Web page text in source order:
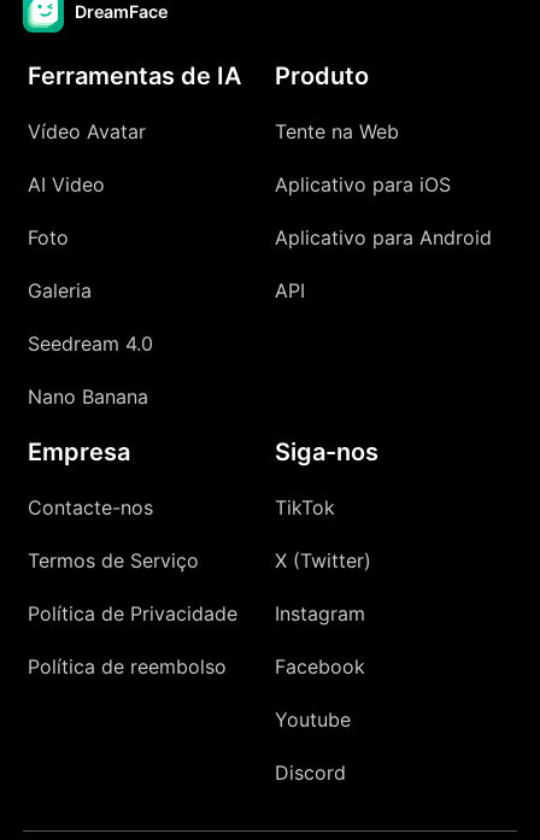
DreamFace
Ferramentas de IA
Vídeo Avatar
AI Video
Foto
Galeria
Seedream 4.0
Nano Banana
Produto
Tente na Web
Aplicativo para iOS
Aplicativo para Android
API
Empresa
Contacte-nos
Termos de Serviço
Política de Privacidade
Política de reembolso
Siga-nos
TikTok
X (Twitter)
Instagram
Facebook
Youtube
Discord